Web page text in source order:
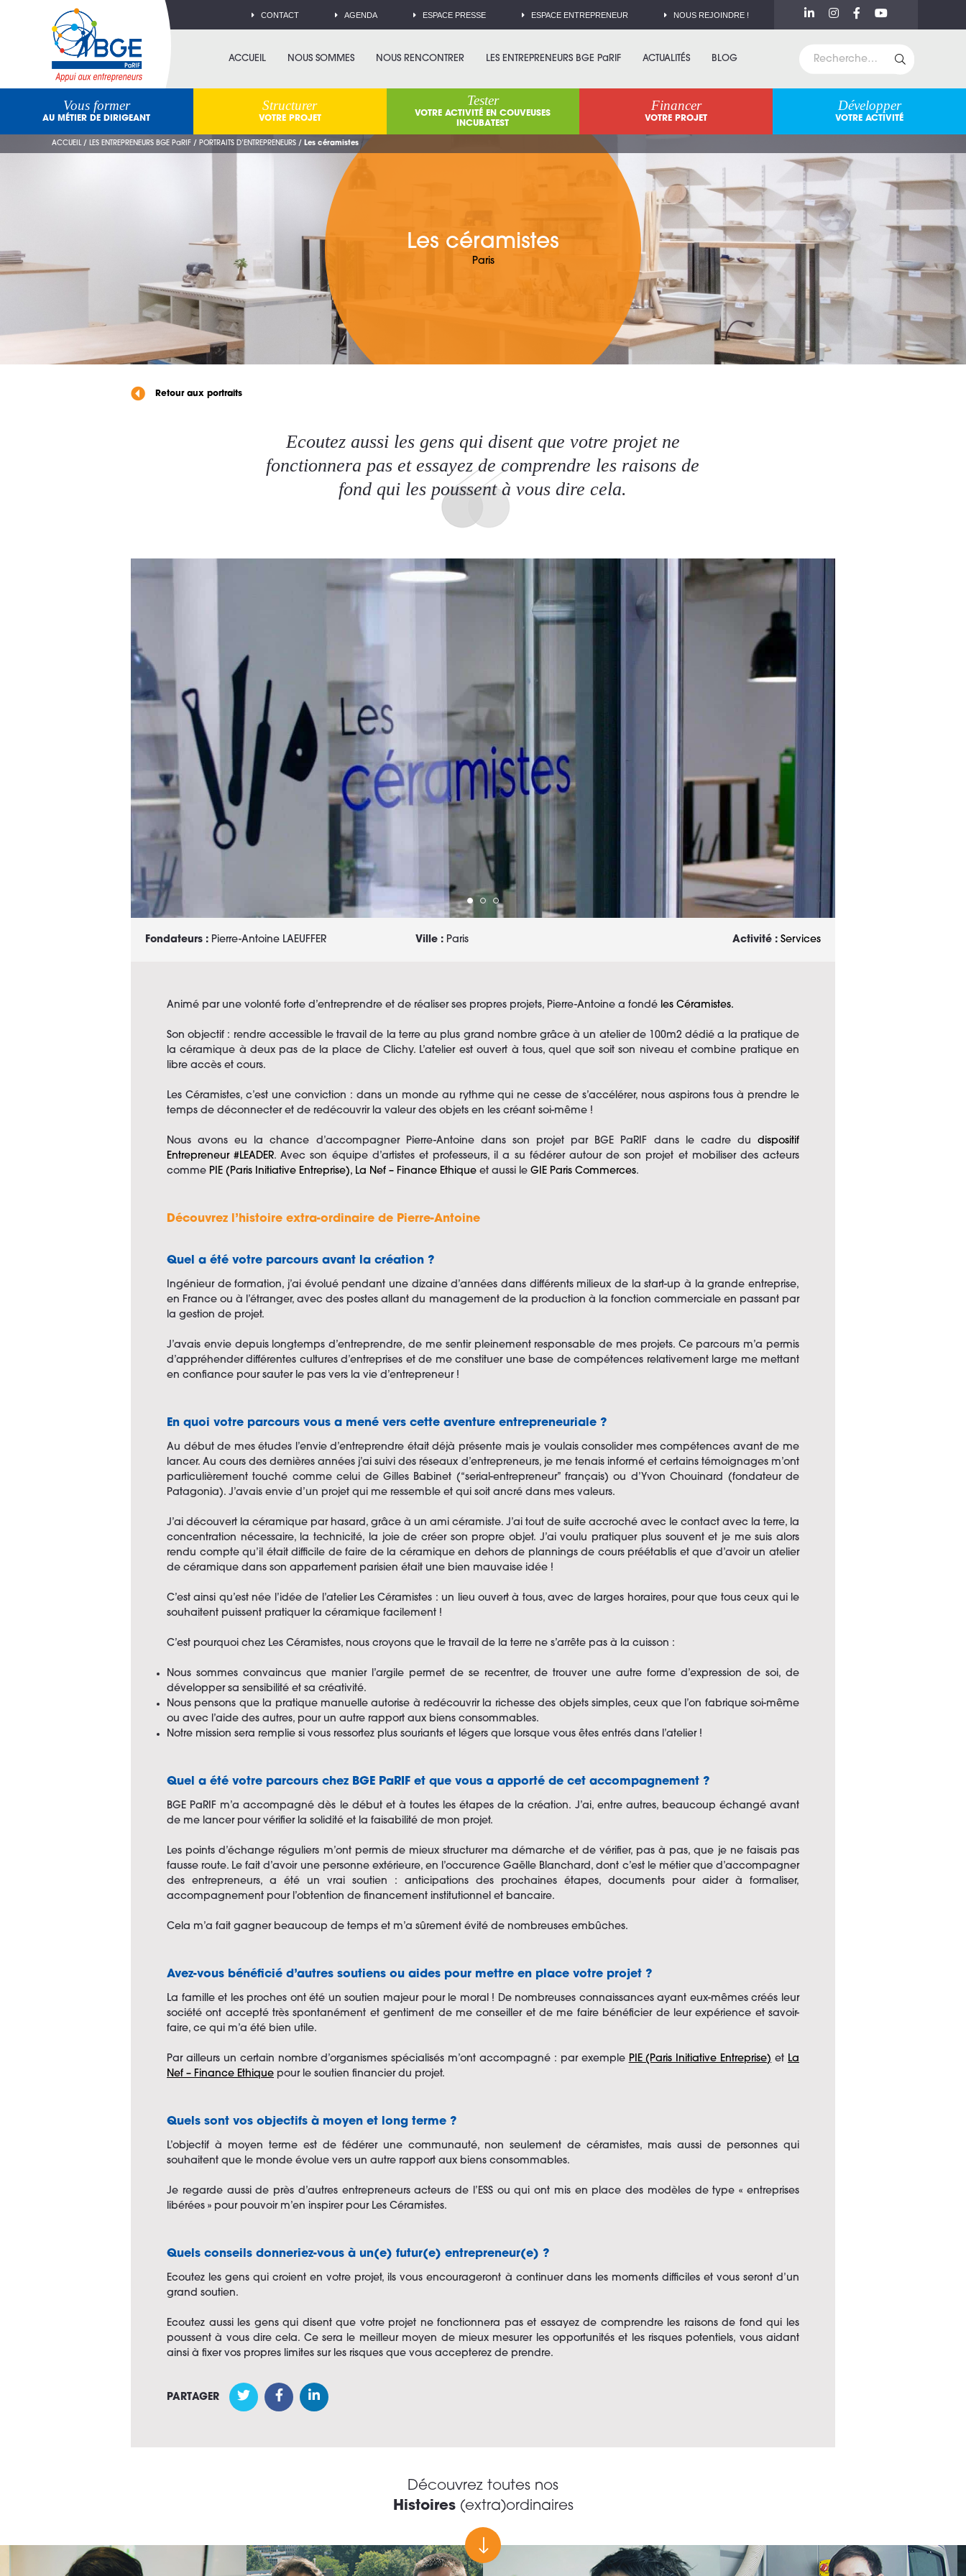
CONTACT AGENDA ESPACE PRESSE ESPACE ENTREPRENEUR NOUS REJOINDRE !
ACCUEIL NOUS SOMMES NOUS RENCONTRER LES ENTREPRENEURS BGE PaRIF ACTUALITÉS BLOG
Vous former
AU MÉTIER DE DIRIGEANT
Structurer
VOTRE PROJET
Tester
VOTRE ACTIVITÉ EN COUVEUSES
INCUBATEST
Financer
VOTRE PROJET
Développer
VOTRE ACTIVITÉ
ACCUEIL/ LES ENTREPRENEURS BGE PaRIF / PORTRAITS D’ENTREPRENEURS / Les céramistes
Les céramistes
Paris
Retour aux portraits
Ecoutez aussi les gens qui disent que votre projet ne
fonctionnera pas et essayez de comprendre les raisons de
fond qui les poussent à vous dire cela.
Fondateurs : Pierre-Antoine LAEUFFER Ville : Paris Activité : Services
Animé par une volonté forte d’entreprendre et de réaliser ses propres projets, Pierre-Antoine a fondé les Céramistes.
Son objectif : rendre accessible le travail de la terre au plus grand nombre grâce à un atelier de 100m2 dédié a la pratique de
la céramique à deux pas de la place de Clichy. L’atelier est ouvert à tous, quel que soit son niveau et combine pratique en
libre accès et cours.
Les Céramistes, c’est une conviction : dans un monde au rythme qui ne cesse de s’accélérer, nous aspirons tous à prendre le
temps de déconnecter et de redécouvrir la valeur des objets en les créant soi-même !
Nous avons eu la chance d’accompagner Pierre-Antoine dans son projet par BGE PaRIF dans le cadre du dispositif
Entrepreneur #LEADER. Avec son équipe d’artistes et professeurs, il a su fédérer autour de son projet et mobiliser des acteurs
comme PIE (Paris Initiative Entreprise), La Nef – Finance Ethique et aussi le GIE Paris Commerces.
Découvrez l’histoire extra-ordinaire de Pierre-Antoine
Quel a été votre parcours avant la création ?
Ingénieur de formation, j’ai évolué pendant une dizaine d’années dans différents milieux de la start-up à la grande entreprise,
en France ou à l’étranger, avec des postes allant du management de la production à la fonction commerciale en passant par
la gestion de projet.
J’avais envie depuis longtemps d’entreprendre, de me sentir pleinement responsable de mes projets. Ce parcours m’a permis
d’appréhender différentes cultures d’entreprises et de me constituer une base de compétences relativement large me mettant
en confiance pour sauter le pas vers la vie d’entrepreneur !
En quoi votre parcours vous a mené vers cette aventure entrepreneuriale ?
Au début de mes études l’envie d’entreprendre était déjà présente mais je voulais consolider mes compétences avant de me
lancer. Au cours des dernières années j’ai suivi des réseaux d’entrepreneurs, je me tenais informé et certains témoignages m’ont
particulièrement touché comme celui de Gilles Babinet (“serial-entrepreneur” français) ou d’Yvon Chouinard (fondateur de
Patagonia). J’avais envie d’un projet qui me ressemble et qui soit ancré dans mes valeurs.
J’ai découvert la céramique par hasard, grâce à un ami céramiste. J’ai tout de suite accroché avec le contact avec la terre, la
concentration nécessaire, la technicité, la joie de créer son propre objet. J’ai voulu pratiquer plus souvent et je me suis alors
rendu compte qu’il était difficile de faire de la céramique en dehors de plannings de cours préétablis et que d’avoir un atelier
de céramique dans son appartement parisien était une bien mauvaise idée !
C’est ainsi qu’est née l’idée de l’atelier Les Céramistes : un lieu ouvert à tous, avec de larges horaires, pour que tous ceux qui le
souhaitent puissent pratiquer la céramique facilement !
C’est pourquoi chez Les Céramistes, nous croyons que le travail de la terre ne s’arrête pas à la cuisson :
Nous sommes convaincus que manier l’argile permet de se recentrer, de trouver une autre forme d’expression de soi, de
développer sa sensibilité et sa créativité.
Nous pensons que la pratique manuelle autorise à redécouvrir la richesse des objets simples, ceux que l’on fabrique soi-même
ou avec l’aide des autres, pour un autre rapport aux biens consommables.
Notre mission sera remplie si vous ressortez plus souriants et légers que lorsque vous êtes entrés dans l’atelier !
Quel a été votre parcours chez BGE PaRIF et que vous a apporté de cet accompagnement ?
BGE PaRIF m’a accompagné dès le début et à toutes les étapes de la création. J’ai, entre autres, beaucoup échangé avant
de me lancer pour vérifier la solidité et la faisabilité de mon projet.
Les points d’échange réguliers m’ont permis de mieux structurer ma démarche et de vérifier, pas à pas, que je ne faisais pas
fausse route. Le fait d’avoir une personne extérieure, en l’occurence Gaëlle Blanchard, dont c’est le métier que d’accompagner
des entrepreneurs, a été un vrai soutien : anticipations des prochaines étapes, documents pour aider à formaliser,
accompagnement pour l’obtention de financement institutionnel et bancaire.
Cela m’a fait gagner beaucoup de temps et m’a sûrement évité de nombreuses embûches.
Avez-vous bénéficié d’autres soutiens ou aides pour mettre en place votre projet ?
La famille et les proches ont été un soutien majeur pour le moral ! De nombreuses connaissances ayant eux-mêmes créés leur
société ont accepté très spontanément et gentiment de me conseiller et de me faire bénéficier de leur expérience et savoir-
faire, ce qui m’a été bien utile.
Par ailleurs un certain nombre d’organismes spécialisés m’ont accompagné : par exemple PIE (Paris Initiative Entreprise) et La
Nef – Finance Ethique pour le soutien financier du projet.
Quels sont vos objectifs à moyen et long terme ?
L’objectif à moyen terme est de fédérer une communauté, non seulement de céramistes, mais aussi de personnes qui
souhaitent que le monde évolue vers un autre rapport aux biens consommables.
Je regarde aussi de près d’autres entrepreneurs acteurs de l’ESS ou qui ont mis en place des modèles de type « entreprises
libérées » pour pouvoir m’en inspirer pour Les Céramistes.
Quels conseils donneriez-vous à un(e) futur(e) entrepreneur(e) ?
Ecoutez les gens qui croient en votre projet, ils vous encourageront à continuer dans les moments difficiles et vous seront d’un
grand soutien.
Ecoutez aussi les gens qui disent que votre projet ne fonctionnera pas et essayez de comprendre les raisons de fond qui les
poussent à vous dire cela. Ce sera le meilleur moyen de mieux mesurer les opportunités et les risques potentiels, vous aidant
ainsi à fixer vos propres limites sur les risques que vous accepterez de prendre.
PARTAGER
Découvrez toutes nos
Histoires(extra)ordinaires